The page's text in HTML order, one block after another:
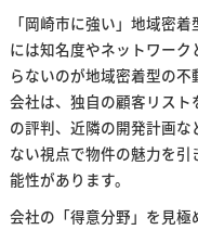
「岡崎市に強い」地域密
には知名度やネットワー
らないのが地域密着型の
会社は、独自の顧客リスト
の評判、近隣の開発計画
ない視点で物件の魅力を
能性があります。
会社の「得意分野」を見